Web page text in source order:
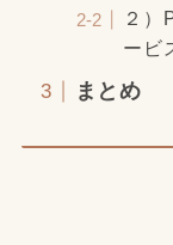
２）
ービ
まとめ